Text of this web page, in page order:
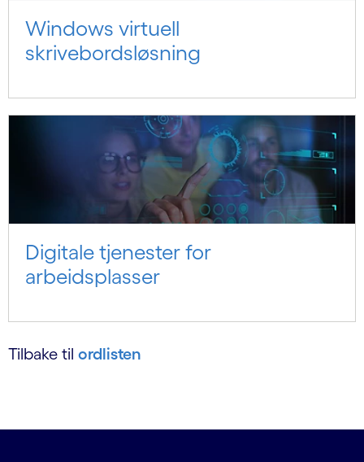
Windows virtuell
skrivebordsløsning
Digitale tjenester for
arbeidsplasser
Tilbake til ordlisten